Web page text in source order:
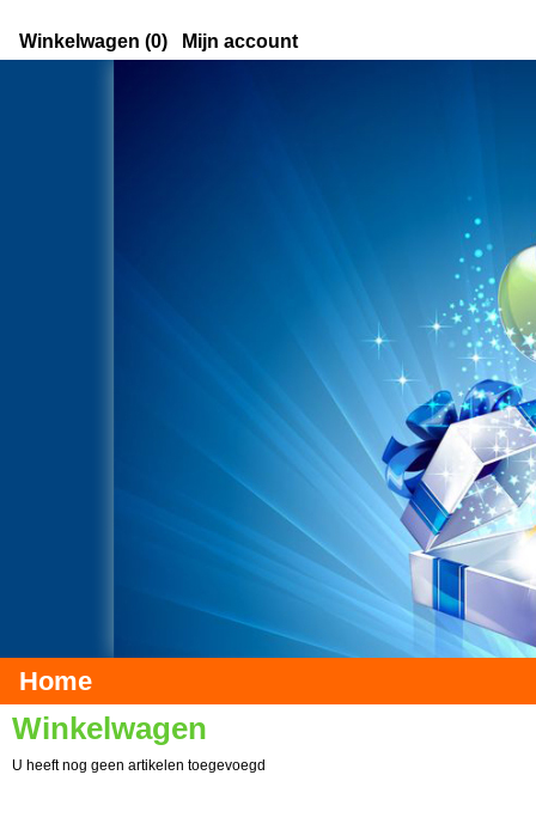
Winkelwagen (0) Mijn account
Home
Winkelwagen
U heeft nog geen artikelen toegevoegd